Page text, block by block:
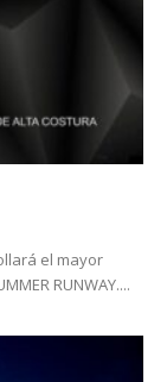
el mayor
RUNWAY....